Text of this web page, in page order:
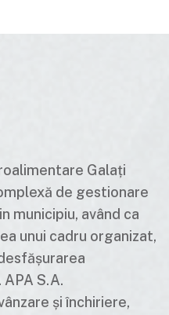
Galați
de gestionare
municipiu, având ca
unui cadru organizat,
S.A.
și închiriere,